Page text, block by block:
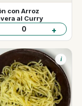
con Arroz
al Curry
0 +
i